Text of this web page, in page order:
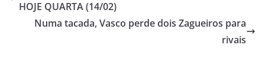
HOJE QUARTA (14/02)
Numa tacada, Vasco perde dois Zagueiros para
rivais